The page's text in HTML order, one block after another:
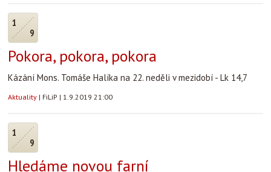
1
9
Pokora, pokora, pokora
Kázání Mons. Tomáše Halíka na 22. neděli v mezidobí - Lk 14,7
Aktuality | FiLiP | 1.9.2019 21:00
1
9
Hledáme novou farní